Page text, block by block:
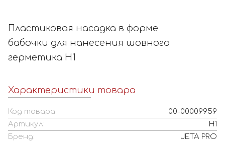
Пластиковая насадка в форме
бабочки для нанесения шовного
герметика H1
Характеристики товара
Код товара:
00-00009959
Артикул:
Н1
Бренд:
JETA PRO